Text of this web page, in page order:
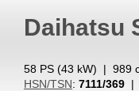
Daihatsu
58 PS (43 kW) | 989
HSN/TSN: 7111/369 |